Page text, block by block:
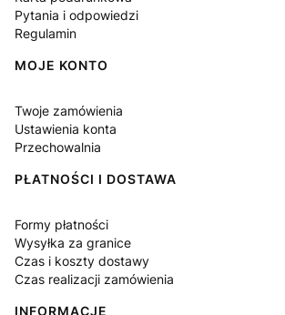
Pytania i odpowiedzi
Regulamin
MOJE KONTO
Twoje zamówienia
Ustawienia konta
Przechowalnia
PŁATNOŚCI I DOSTAWA
Formy płatności
Wysyłka za granice
Czas i koszty dostawy
Czas realizacji zamówienia
INFORMACJE